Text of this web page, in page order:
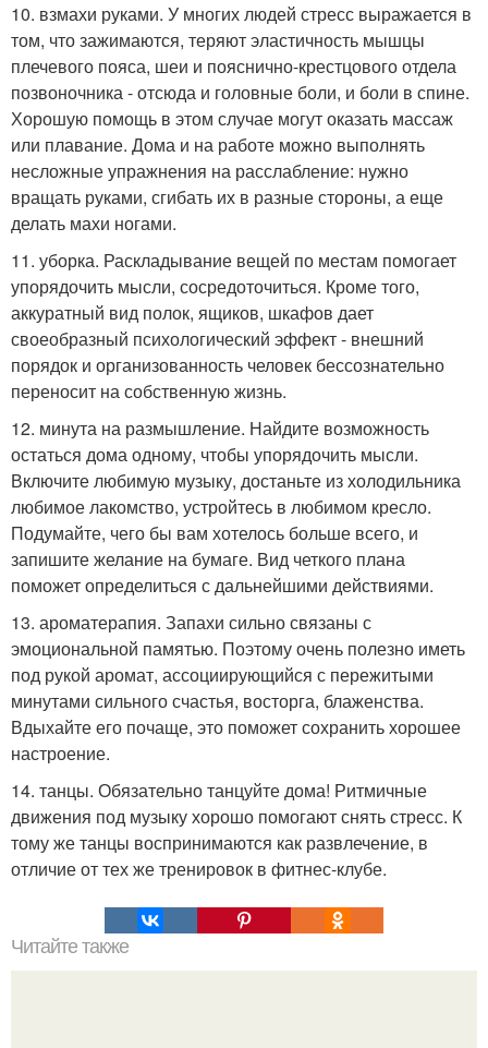
10. взмахи руками. У многих людей стресс выражается в
том, что зажимаются, теряют эластичность мышцы
плечевого пояса, шеи и пояснично-крестцового отдела
позвоночника - отсюда и головные боли, и боли в спине.
Хорошую помощь в этом случае могут оказать массаж
или плавание. Дома и на работе можно выполнять
несложные упражнения на расслабление: нужно
вращать руками, сгибать их в разные стороны, а еще
делать махи ногами.
11. уборка. Раскладывание вещей по местам помогает
упорядочить мысли, сосредоточиться. Кроме того,
аккуратный вид полок, ящиков, шкафов дает
своеобразный психологический эффект - внешний
порядок и организованность человек бессознательно
переносит на собственную жизнь.
12. минута на размышление. Найдите возможность
остаться дома одному, чтобы упорядочить мысли.
Включите любимую музыку, достаньте из холодильника
любимое лакомство, устройтесь в любимом кресло.
Подумайте, чего бы вам хотелось больше всего, и
запишите желание на бумаге. Вид четкого плана
поможет определиться с дальнейшими действиями.
13. ароматерапия. Запахи сильно связаны с
эмоциональной памятью. Поэтому очень полезно иметь
под рукой аромат, ассоциирующийся с пережитыми
минутами сильного счастья, восторга, блаженства.
Вдыхайте его почаще, это поможет сохранить хорошее
настроение.
14. танцы. Обязательно танцуйте дома! Ритмичные
движения под музыку хорошо помогают снять стресс. К
тому же танцы воспринимаются как развлечение, в
отличие от тех же тренировок в фитнес-клубе.
Читайте также